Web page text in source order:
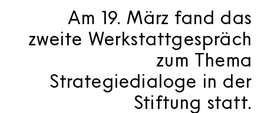
Am 19. März fand das
zweite Werkstattgespräch
zum Thema
Strategiedialoge in der
Stiftung statt.